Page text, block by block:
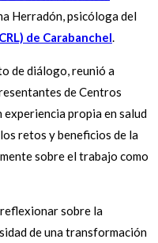
Herradón, psicóloga del
de Carabanchel.
de diálogo, reunió a
de Centros
experiencia propia en salud
retos y beneficios de la
sobre el trabajo como
sobre la
de una transformación